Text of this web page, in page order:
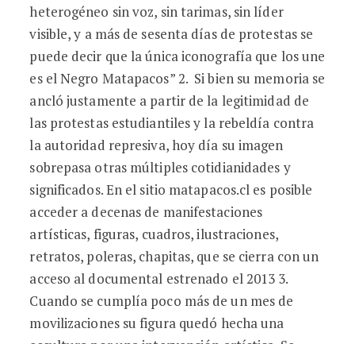
heterogéneo sin voz, sin tarimas, sin líder
visible, y a más de sesenta días de protestas se
puede decir que la única iconografía que los une
es el Negro Matapacos” 2. Si bien su memoria se
ancló justamente a partir de la legitimidad de
las protestas estudiantiles y la rebeldía contra
la autoridad represiva, hoy día su imagen
sobrepasa otras múltiples cotidianidades y
significados. En el sitio matapacos.cl es posible
acceder a decenas de manifestaciones
artísticas, figuras, cuadros, ilustraciones,
retratos, poleras, chapitas, que se cierra con un
acceso al documental estrenado el 2013 3.
Cuando se cumplía poco más de un mes de
movilizaciones su figura quedó hecha una